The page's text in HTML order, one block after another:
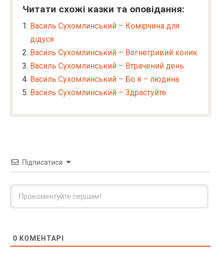
Читати схожі казки та оповідання:
Василь Сухомлинський – Комірчина для
дідуся
Василь Сухомлинський – Вогнегривий коник
Василь Сухомлинський – Втрачений день
Василь Сухомлинський – Бо я – людина
Василь Сухомлинський – Здрастуйте
Підписатися
0 КОМЕНТАРІ